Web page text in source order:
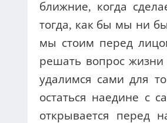
ближние, когда
тогда, как бы мы ни
мы стоим перед
решать вопрос
удалимся сами для
остаться наедине с
открывается перед